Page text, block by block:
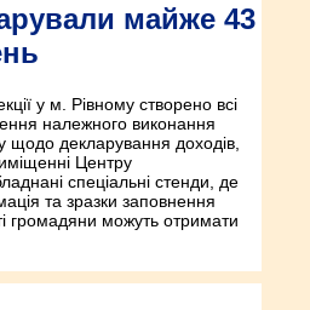
майже 43
у м. Рівному створено всі
належного виконання
щодо декларування доходів,
Центру
спеціальні стенди, де
та зразки заповнення
громадяни можуть отримати